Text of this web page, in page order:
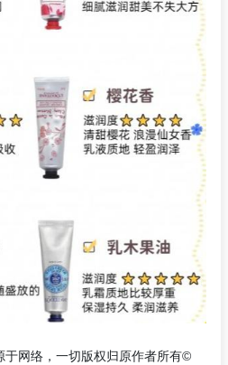
于网络，一切版权归原作者所有©